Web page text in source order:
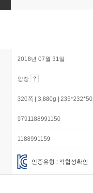
2018년 07월 31일
양장
320쪽 | 3,880g |
9791188991150
1188991159
인증유형 : 적합성확인